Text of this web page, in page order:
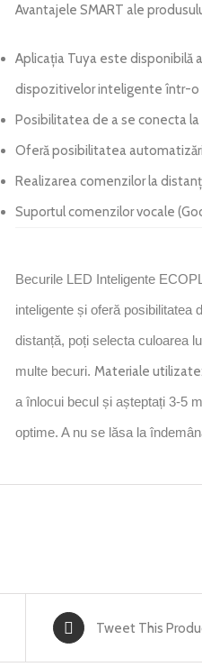
Avantajele SMART ale
Aplicația Tuya este disponibilă
dispozitivelor inteligente într-o
Posibilitatea de a se conecta
Oferă posibilitatea
Realizarea comenzilor la
Suportul comenzilor vocale
Becurile LED Inteligente
inteligente și oferă posibilitatea
distanță, poți selecta culoarea
multe becuri. Materiale
a înlocui becul și așteptați 3-5
optime. A nu se lăsa la
Tweet This